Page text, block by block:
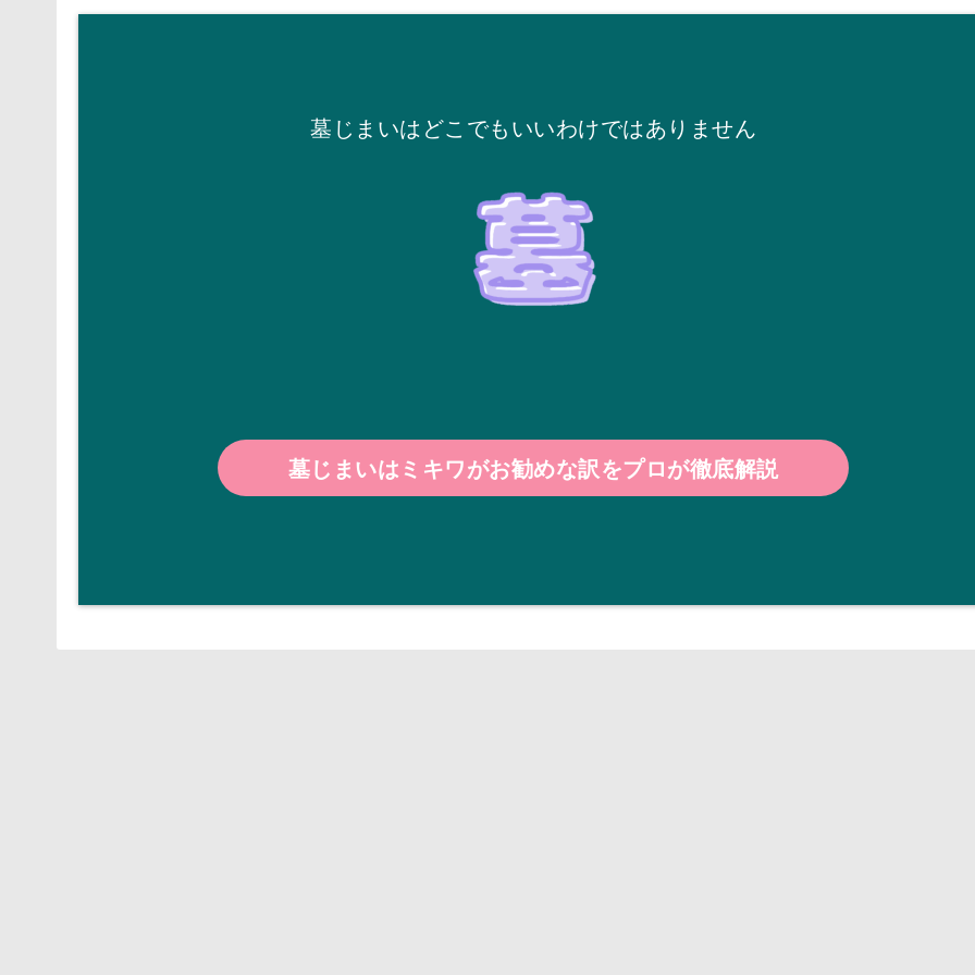
墓じまいはどこでもいいわけではありません
墓じまいはミキワがお勧めな訳をプロが徹底解説